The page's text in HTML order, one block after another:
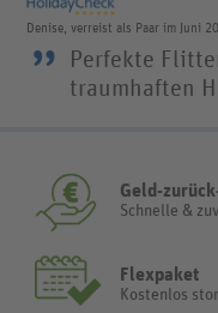
Denise, verreist als Paar im Juni
”
Perfekte
traumhaften
Geld-
Schnelle &
Flexpaket
Kostenlos